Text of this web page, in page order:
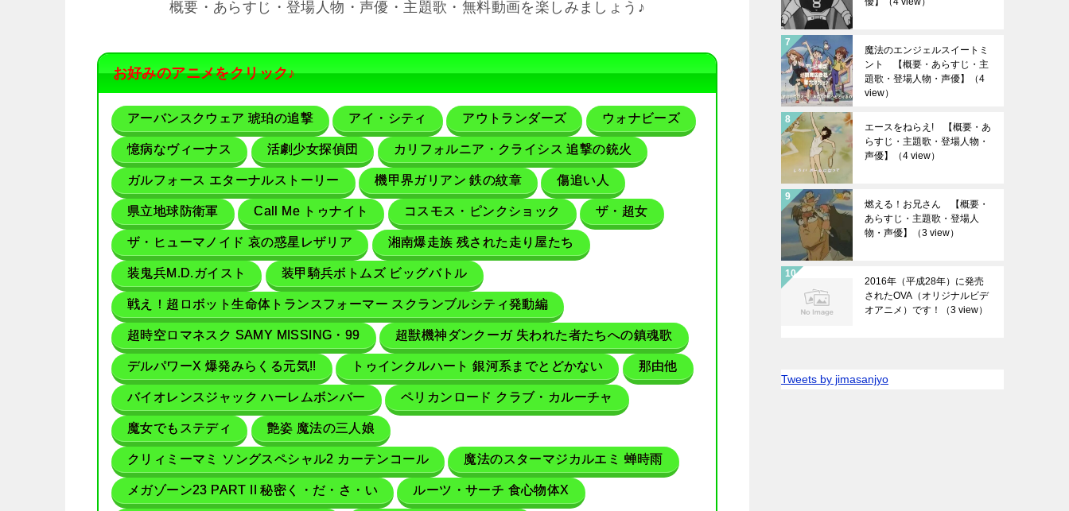
概要・あらすじ・登場人物・声優・主題歌・無料動画を楽しみましょう♪
お好みのアニメをクリック♪
アーバンスクウェア 琥珀の追撃 アイ・シティ アウトランダーズ ウォナビーズ
憶病なヴィーナス 活劇少女探偵団 カリフォルニア・クライシス 追撃の銃火
ガルフォース エターナルストーリー 機甲界ガリアン 鉄の紋章 傷追い人
県立地球防衛軍 Call Me トゥナイト コスモス・ピンクショック ザ・超女
ザ・ヒューマノイド 哀の惑星レザリア 湘南爆走族 残された走り屋たち
装鬼兵M.D.ガイスト 装甲騎兵ボトムズ ビッグバトル
戦え！超ロボット生命体トランスフォーマー スクランブルシティ発動編
超時空ロマネスク SAMY MISSING・99 超獣機神ダンクーガ 失われた者たちへの鎮魂歌
デルパワーX 爆発みらくる元気!! トゥインクルハート 銀河系までとどかない 那由他
バイオレンスジャック ハーレムボンバー ペリカンロード クラブ・カルーチャ
魔女でもステディ 艶姿 魔法の三人娘
クリィミーマミ ソングスペシャル2 カーテンコール 魔法のスターマジカルエミ 蝉時雨
メガゾーン23 PART II 秘密く・だ・さ・い ルーツ・サーチ 食心物体X
魔法のエンジェルスイートミ
ント 【概要・あらすじ・主
題歌・登場人物・声優】
（4
view）
エースをねらえ! 【概要・あ
らすじ・主題歌・登場人物・
声優】
（4 view）
燃える！お兄さん 【概要・
あらすじ・主題歌・登場人
物・声優】
（3 view）
2016年（平成28年）に発売
されたOVA（オリジナルビデ
オアニメ）です！
（3 view）
Tweets by jimasanjyo